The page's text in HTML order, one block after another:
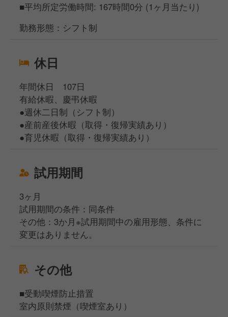
■平均所定労働時間: 167時間0分 (1ヶ月当たり)
勤務形態：シフト制
休日
年間休日 107日
有給休暇、慶弔休暇
●週休二日制（シフト制）
●産前産後休暇（取得・復帰実績あり）
●育児休暇（取得・復帰実績あり）
試用期間
3ヶ月
試用期間の条件：同条件
その他：3か月※試用期間中の雇用形態、条件に
変更はありません。
その他
■受動喫煙防止措置
室内原則禁煙（喫煙室あり）